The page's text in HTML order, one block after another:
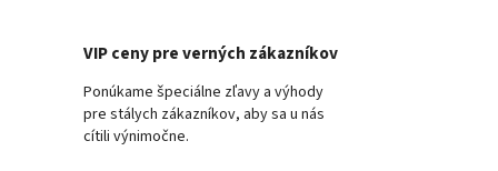
VIP ceny pre verných zákazníkov
Ponúkame špeciálne zľavy a výhody
pre stálych zákazníkov, aby sa u nás
cítili výnimočne.